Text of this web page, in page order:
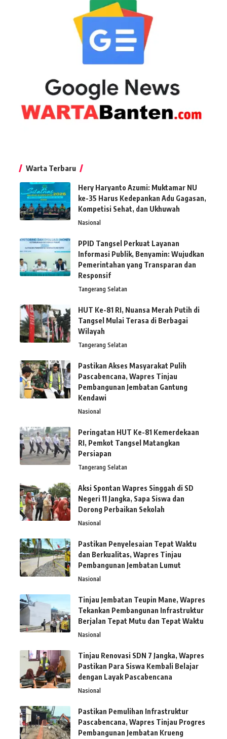
Warta Terbaru
Hery Haryanto Azumi: Muktamar NU
ke-35 Harus Kedepankan Adu Gagasan,
Kompetisi Sehat, dan Ukhuwah
Nasional
PPID Tangsel Perkuat Layanan
Informasi Publik, Benyamin: Wujudkan
Pemerintahan yang Transparan dan
Responsif
Tangerang Selatan
HUT Ke-81 RI, Nuansa Merah Putih di
Tangsel Mulai Terasa di Berbagai
Wilayah
Tangerang Selatan
Pastikan Akses Masyarakat Pulih
Pascabencana, Wapres Tinjau
Pembangunan Jembatan Gantung
Kendawi
Nasional
Peringatan HUT Ke-81 Kemerdekaan
RI, Pemkot Tangsel Matangkan
Persiapan
Tangerang Selatan
Aksi Spontan Wapres Singgah di SD
Negeri 11 Jangka, Sapa Siswa dan
Dorong Perbaikan Sekolah
Nasional
Pastikan Penyelesaian Tepat Waktu
dan Berkualitas, Wapres Tinjau
Pembangunan Jembatan Lumut
Nasional
Tinjau Jembatan Teupin Mane, Wapres
Tekankan Pembangunan Infrastruktur
Berjalan Tepat Mutu dan Tepat Waktu
Nasional
Tinjau Renovasi SDN 7 Jangka, Wapres
Pastikan Para Siswa Kembali Belajar
dengan Layak Pascabencana
Nasional
Pastikan Pemulihan Infrastruktur
Pascabencana, Wapres Tinjau Progres
Pembangunan Jembatan Krueng